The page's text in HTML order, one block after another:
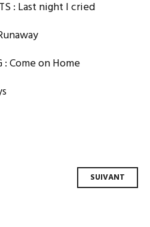
: Last night I cried
: Come on Home
SUIVANT